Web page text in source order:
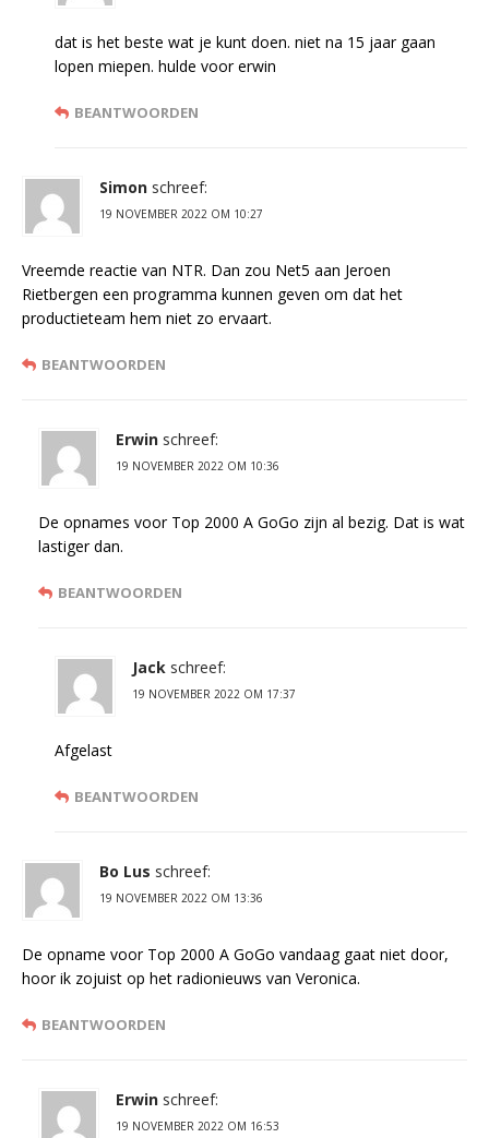
dat is het beste wat je kunt doen. niet na 15 jaar gaan
lopen miepen. hulde voor erwin
BEANTWOORDEN
Simon schreef:
19 NOVEMBER 2022 OM 10:27
Vreemde reactie van NTR. Dan zou Net5 aan Jeroen
Rietbergen een programma kunnen geven om dat het
productieteam hem niet zo ervaart.
BEANTWOORDEN
Erwin schreef:
19 NOVEMBER 2022 OM 10:36
De opnames voor Top 2000 A GoGo zijn al bezig. Dat is wat
lastiger dan.
BEANTWOORDEN
Jack schreef:
19 NOVEMBER 2022 OM 17:37
Afgelast
BEANTWOORDEN
Bo Lus schreef:
19 NOVEMBER 2022 OM 13:36
De opname voor Top 2000 A GoGo vandaag gaat niet door,
hoor ik zojuist op het radionieuws van Veronica.
BEANTWOORDEN
Erwin schreef:
19 NOVEMBER 2022 OM 16:53